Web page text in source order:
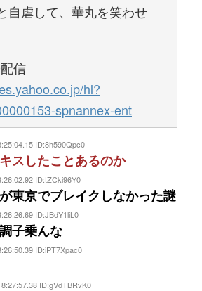
自虐して、華丸を笑わせ
信
hl?
spnannex-ent
ID:8h590Qpc0
スしたことあるのか
ID:tZCki96Y0
東京でブレイクしなかった謎
ID:JBdY1liL0
子乗んな
ID:iPT7Xpac0
ID:gVdTBRvK0